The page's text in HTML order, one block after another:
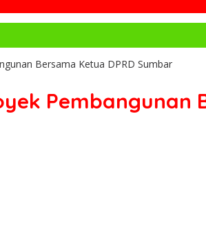
Bersama Ketua DPRD Sumbar
Pembangunan